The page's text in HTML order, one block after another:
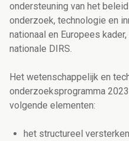
ondersteuning van het
onderzoek, technologie en
nationaal en Europees
nationale DIRS.
Het wetenschappelijk en
onderzoeksprogramma
volgende elementen:
het structureel